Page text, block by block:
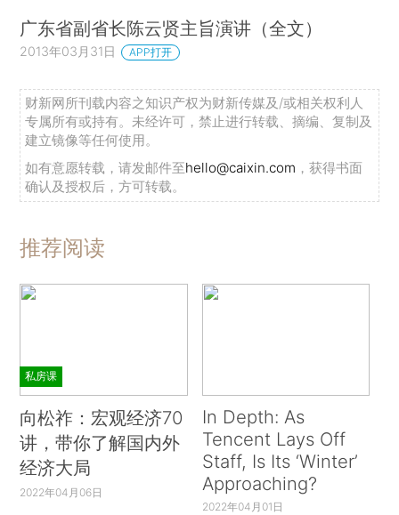
广东省副省长陈云贤主旨演讲（全文）
2013年03月31日 APP打开
财新网所刊载内容之知识产权为财新传媒及/或相关权利人
专属所有或持有。未经许可，禁止进行转载、摘编、复制及
建立镜像等任何使用。
如有意愿转载，请发邮件至hello@caixin.com ，获得书面
确认及授权后，方可转载。
推荐阅读
私房课
向松祚：宏观经济70
讲，带你了解国内外
经济大局
2022年04月06日
In Depth: As
Tencent Lays Off
Staff, Is Its ‘Winter’
Approaching?
2022年04月01日